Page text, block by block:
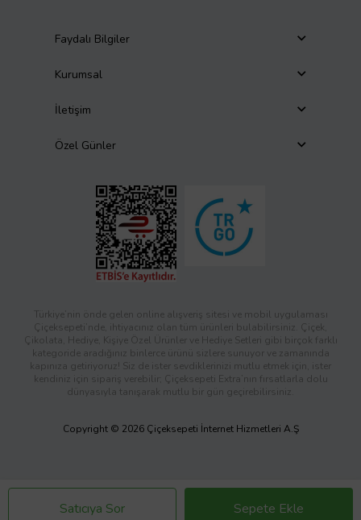
Satıcıya Sor Sepete Ekle
Faydalı Bilgiler
Kurumsal
İletişim
Özel Günler
Türkiye’nin önde gelen online alışveriş sitesi ve mobil uygulaması
Çiçeksepeti’nde, ihtiyacınız olan tüm ürünleri bulabilirsiniz. Çiçek,
Çikolata, Hediye, Kişiye Özel Ürünler ve Hediye Setleri gibi birçok farklı
kategoride aradığınız binlerce ürünü sizlere sunuyor ve zamanında
kapınıza getiriyoruz! Siz de ister sevdiklerinizi mutlu etmek için, ister
kendiniz için sipariş verebilir; Çiçeksepeti Extra’nın fırsatlarla dolu
dünyasıyla tanışarak mutlu bir gün geçirebilirsiniz.
Copyright © 2026 Çiçeksepeti İnternet Hizmetleri A.Ş